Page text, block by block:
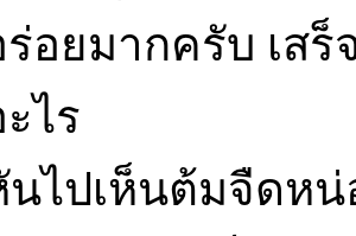
ร่อยมากครับ เส
ไร
นไปเห็นต้มจืดหน่